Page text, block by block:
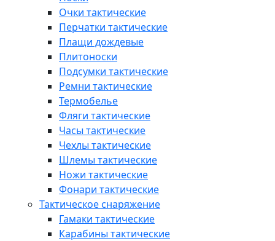
Очки тактические
Перчатки тактические
Плащи дождевые
Плитоноски
Подсумки тактические
Ремни тактические
Термобелье
Фляги тактические
Часы тактические
Чехлы тактические
Шлемы тактические
Ножи тактические
Фонари тактические
Тактическое снаряжение
Гамаки тактические
Карабины тактические